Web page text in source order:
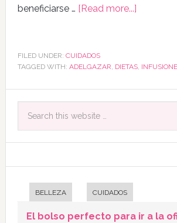
beneficiarse … [Read more...]
FILED UNDER: CUIDADOS
TAGGED WITH: ADELGAZAR, DIETAS,
BELLEZA CUIDADOS
El bolso perfecto para ir a la